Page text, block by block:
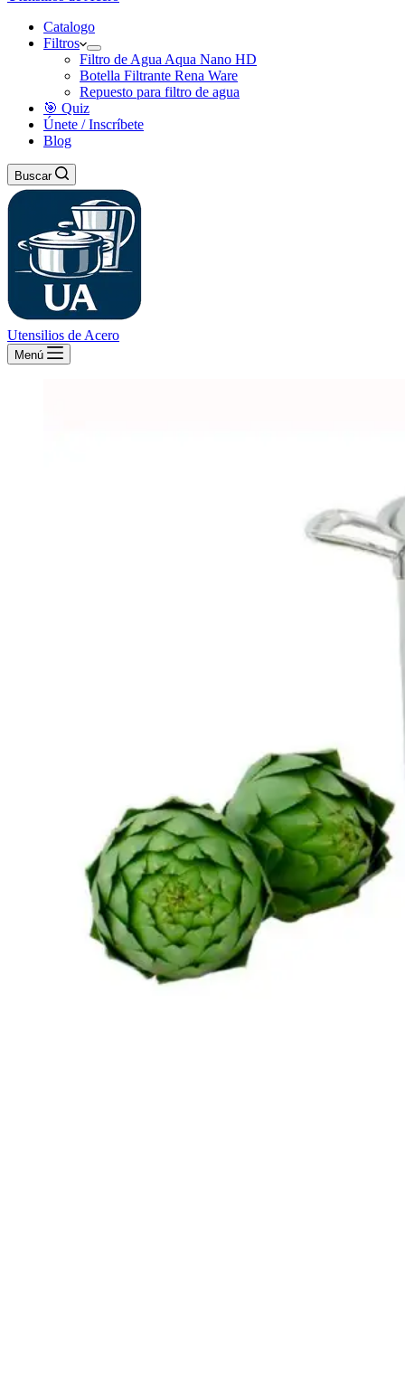
Catalogo
Filtros
Filtro de Agua Aqua Nano HD
Botella Filtrante Rena Ware
Repuesto para filtro de agua
🎯 Quiz
Únete / Inscríbete
Blog
Buscar
Utensilios de Acero
Menú